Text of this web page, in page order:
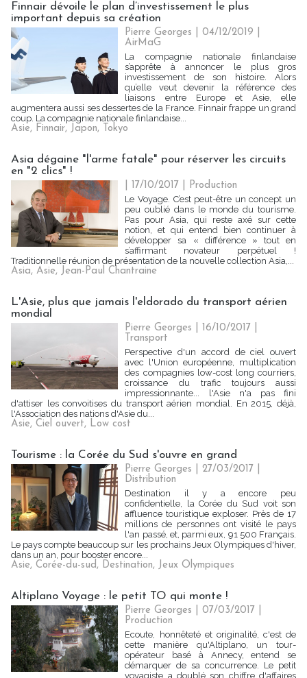
Finnair dévoile le plan d’investissement le plus
important depuis sa création
Pierre Georges | 04/12/2019
AirMaG
La compagnie nationale finlandaise
s’apprête à annoncer le plus gros
investissement de son histoire. Alors
qu’elle veut devenir la référence des
liaisons entre Europe et Asie, elle
augmentera aussi ses dessertes de la France. Finnair frappe un grand
coup. La compagnie nationale finlandaise...
Asie, Finnair, Japon, Tokyo
Asia dégaine "l'arme fatale" pour réserver les circuits
en "2 clics" !
| 17/10/2017
Production
Le Voyage. C’est peut-être un concept un
peu oublié dans le monde du tourisme.
Pas pour Asia, qui reste axé sur cette
notion, et qui entend bien continuer à
développer sa « différence » tout en
s’affirmant novateur perpétuel !
Traditionnelle réunion de présentation de la nouvelle collection Asia,...
Asia, Asie, Jean-Paul Chantraine
L'Asie, plus que jamais l'eldorado du transport aérien
mondial
Pierre Georges | 16/10/2017
Transport
Perspective d'un accord de ciel ouvert
avec l'Union européenne, multiplication
des compagnies low-cost long courriers,
croissance du trafic toujours aussi
impressionnante... l'Asie n'a pas fini
d'attiser les convoitises du transport aérien mondial. En 2015, déjà,
l'Association des nations d'Asie du...
Asie, Ciel ouvert, Low cost
Tourisme : la Corée du Sud s'ouvre en grand
Pierre Georges | 27/03/2017
Distribution
Destination il y a encore peu
confidentielle, la Corée du Sud voit son
affluence touristique exploser. Près de 17
millions de personnes ont visité le pays
l'an passé, et, parmi eux, 91 500 Français.
Le pays compte beaucoup sur les prochains Jeux Olympiques d'hiver,
dans un an, pour booster encore...
Asie, Corée-du-sud, Destination, Jeux Olympiques
Altiplano Voyage : le petit TO qui monte !
Pierre Georges | 07/03/2017
Production
Ecoute, honnêteté et originalité, c'est de
cette manière qu'Altiplano, un tour-
opérateur basé à Annecy, entend se
démarquer de sa concurrence. Le petit
voyagiste a doublé son chiffre d'affaires